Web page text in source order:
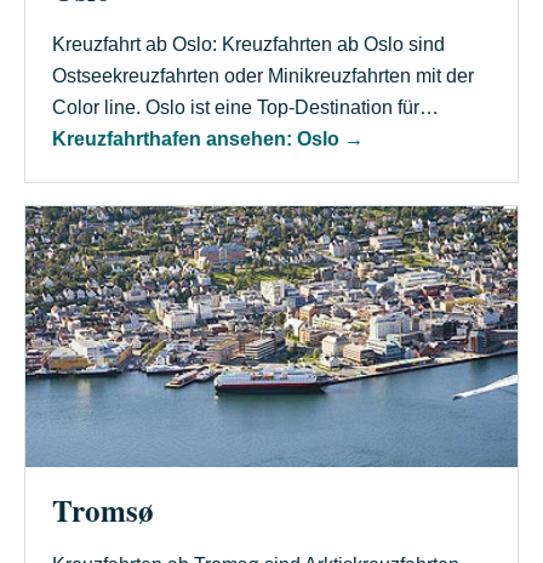
Kreuzfahrt ab Oslo: Kreuzfahrten ab Oslo sind
Ostseekreuzfahrten oder Minikreuzfahrten mit der
Color line. Oslo ist eine Top-Destination für…
Kreuzfahrthafen ansehen: Oslo →
Tromsø